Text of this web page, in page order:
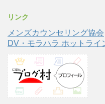
リンク
メンズカウンセリング協会
DV・モラハラ ホットライ